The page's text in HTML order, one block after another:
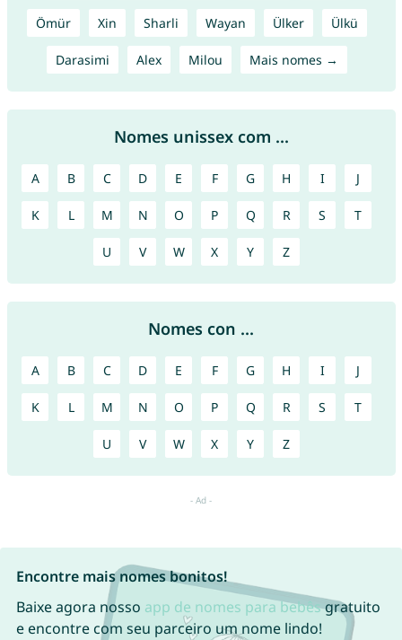
Ömür Xin Sharli Wayan Ülker Ülkü
Darasimi Alex Milou Mais nomes →
Nomes unissex com ...
A B C D E F G H I J
K L M N O P Q R S T
U V W X Y Z
Nomes con ...
A B C D E F G H I J
K L M N O P Q R S T
U V W X Y Z
Encontre mais nomes bonitos!
Baixe agora nosso app de nomes para bebêsgratuito
e encontre com seu parceiro um nome lindo!